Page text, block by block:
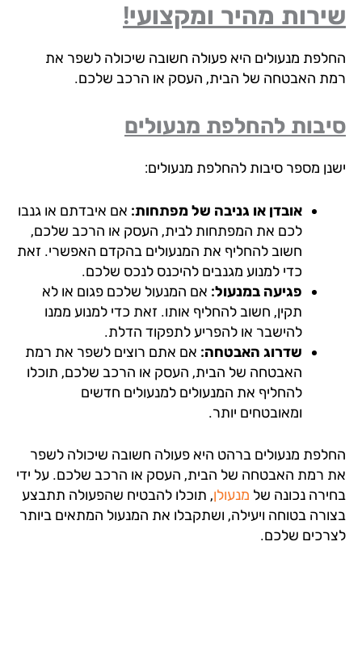
מהיר ומקצועי!
מנעולים היא פעולה חשובה שיכולה לשפר את
האבטחה של הבית, העסק או הרכב שלכם.
להחלפת מנעולים
מספר סיבות להחלפת מנעולים:
אובדן או גניבה של מפתחות:אם איבדתם או גנבו
לכם את המפתחות לבית, העסק או הרכב שלכם,
חשוב להחליף את המנעולים בהקדם האפשרי. זאת
כדי למנוע מגנבים להיכנס לנכס שלכם.
פגיעה במנעול:אם המנעול שלכם פגום או לא
תקין, חשוב להחליף אותו. זאת כדי למנוע ממנו
להישבר או להפריע לתפקוד הדלת.
שדרוג האבטחה:אם אתם רוצים לשפר את רמת
האבטחה של הבית, העסק או הרכב שלכם, תוכלו
להחליף את המנעולים למנעולים חדשים
ומאובטחים יותר.
מנעולים ברהט היא פעולה חשובה שיכולה לשפר
רמת האבטחה של הבית, העסק או הרכב שלכם. על ידי
נכונה שלמנעולן, תוכלו להבטיח שהפעולה תתבצע
בטוחה ויעילה, ושתקבלו את המנעול המתאים ביותר
שלכם.